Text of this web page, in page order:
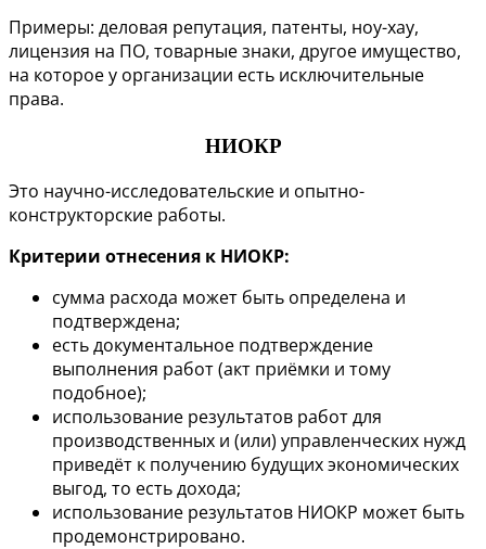
Примеры: деловая репутация, патенты, ноу-хау,
лицензия на ПО, товарные знаки, другое имущество,
на которое у организации есть исключительные
права.
НИОКР
Это научно-исследовательские и опытно-
конструкторские работы.
Критерии отнесения к НИОКР:
сумма расхода может быть определена и
подтверждена;
есть документальное подтверждение
выполнения работ (акт приёмки и тому
подобное);
использование результатов работ для
производственных и (или) управленческих нужд
приведёт к получению будущих экономических
выгод, то есть дохода;
использование результатов НИОКР может быть
продемонстрировано.